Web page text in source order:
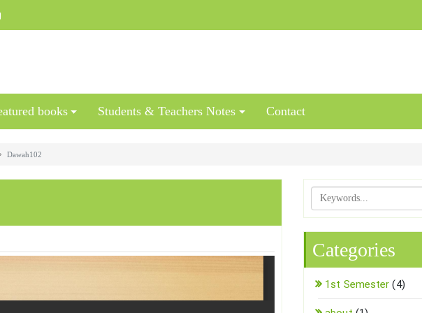
books Students & Teachers Notes Contact
Dawah102
Categories
1st Semester (4)